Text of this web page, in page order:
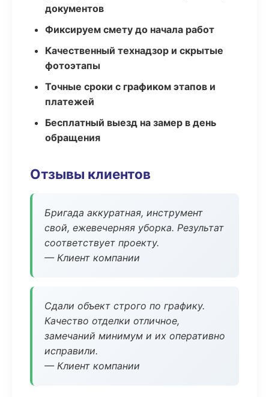
документов
Фиксируем смету до начала работ
Качественный технадзор и скрытые
фотоэтапы
Точные сроки с графиком этапов и
платежей
Бесплатный выезд на замер в день
обращения
Отзывы клиентов
Бригада аккуратная, инструмент
свой, ежевечерняя уборка. Результат
соответствует проекту.
— Клиент компании
Сдали объект строго по графику.
Качество отделки отличное,
замечаний минимум и их оперативно
исправили.
— Клиент компании